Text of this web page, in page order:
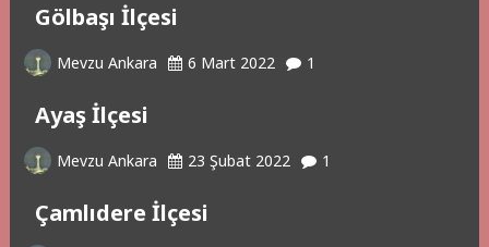
Gölbaşı İlçesi
Mevzu Ankara 6 Mart 2022 1
Ayaş İlçesi
Mevzu Ankara 23 Şubat 2022 1
Çamlıdere İlçesi